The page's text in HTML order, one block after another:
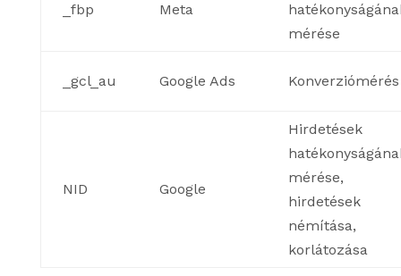
_fbp Meta
mérése
_gcl_au Google Ads Konverziómérés
NID Google
Hirdetések
mérése,
hirdetések
némítása,
korlátozása